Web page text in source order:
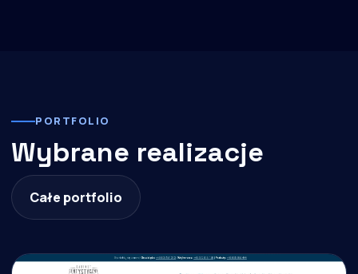
PORTFOLIO
Wybrane realizacje
Całe portfolio